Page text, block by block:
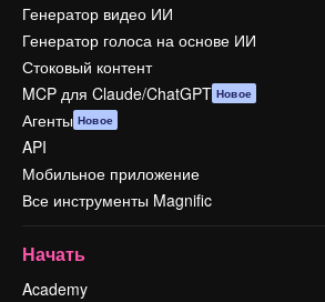
Генератор видео ИИ
Генератор голоса на основе ИИ
Стоковый контент
MCP для Claude/ChatGPT Новое
Агенты Новое
API
Мобильное приложение
Все инструменты Magnific
Начать
Academy